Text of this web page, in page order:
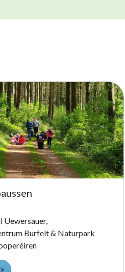
Uewersauer,
Burfelt & Naturpark